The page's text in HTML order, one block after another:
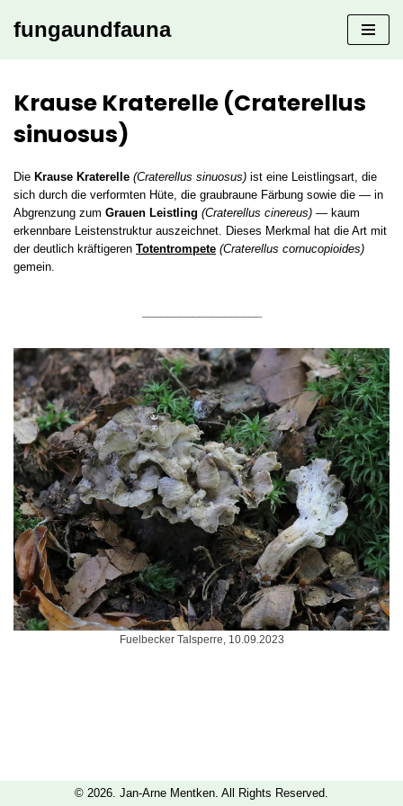
fungaundfauna
Krause Kraterelle (Craterellus
sinuosus)
Die Krause Kraterelle (Craterellus sinuosus) ist eine Leistlingsart, die
sich durch die verformten Hüte, die graubraune Färbung sowie die — in
Abgrenzung zum Grauen Leistling (Craterellus cinereus) — kaum
erkennbare Leistenstruktur auszeichnet. Dieses Merkmal hat die Art mit
der deutlich kräftigeren Totentrompete (Craterellus cornucopioides)
gemein.
Fuelbecker Talsperre, 10.09.2023
© 2026. Jan-Arne Mentken. All Rights Reserved.